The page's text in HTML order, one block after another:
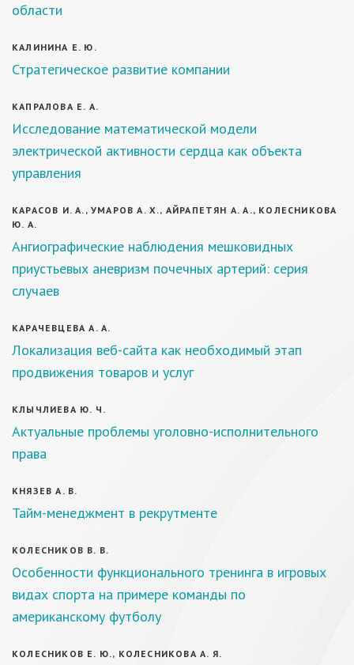
области
КАЛИНИНА Е. Ю.
Стратегическое развитие компании
КАПРАЛОВА Е. А.
Исследование математической модели
электрической активности сердца как объекта
управления
КАРАСОВ И. А., УМАРОВ А. Х., АЙРАПЕТЯН А. А., КОЛЕСНИКОВА
Ю. А.
Ангиографические наблюдения мешковидных
приустьевых аневризм почечных артерий: серия
случаев
КАРАЧЕВЦЕВА А. А.
Локализация веб-сайта как необходимый этап
продвижения товаров и услуг
КЛЫЧЛИЕВА Ю. Ч.
Актуальные проблемы уголовно-исполнительного
права
КНЯЗЕВ А. В.
Тайм-менеджмент в рекрутменте
КОЛЕСНИКОВ В. В.
Особенности функционального тренинга в игровых
видах спорта на примере команды по
американскому футболу
КОЛЕСНИКОВ Е. Ю., КОЛЕСНИКОВА А. Я.